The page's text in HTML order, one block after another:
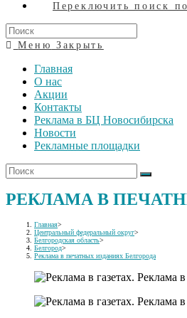
Переключить поиск
Меню Закрыть
Главная
О нас
Акции
Контакты
Реклама в БЦ Новосибирска
Новости
Рекламные площадки
РЕКЛАМА В
Главная>
Центральный федеральный округ>
Белгородская область>
Белгород>
Реклама в печатных изданиях Белгорода